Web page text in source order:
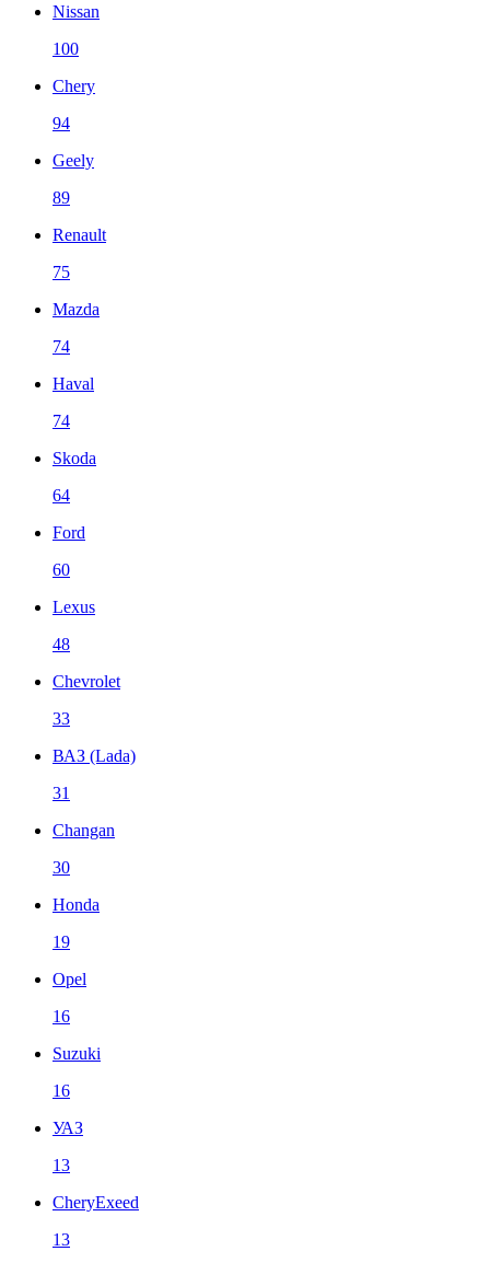
Nissan
100
Chery
94
Geely
89
Renault
75
Mazda
74
Haval
74
Skoda
64
Ford
60
Lexus
48
Chevrolet
33
ВАЗ (Lada)
31
Changan
30
Honda
19
Opel
16
Suzuki
16
УАЗ
13
CheryExeed
13